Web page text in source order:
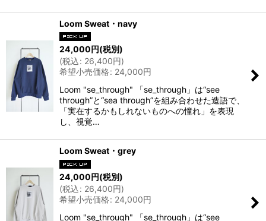
Loom Sweat・navy
24,000円(税別)
(税込: 26,400円)
希望小売価格: 24,000円
Loom "se_through" 「se_through」は“see
through”と“sea through”を組み合わせた造語で、
「実在するかもしれないものへの憧れ」を表現
し、視覚…
Loom Sweat・grey
24,000円(税別)
(税込: 26,400円)
希望小売価格: 24,000円
Loom "se_through" 「se_through」は“see